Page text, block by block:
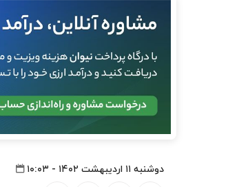
دوشنبه ۱۱ اردیبهشت ۱۴۰۲ - ۱۰:۰۳